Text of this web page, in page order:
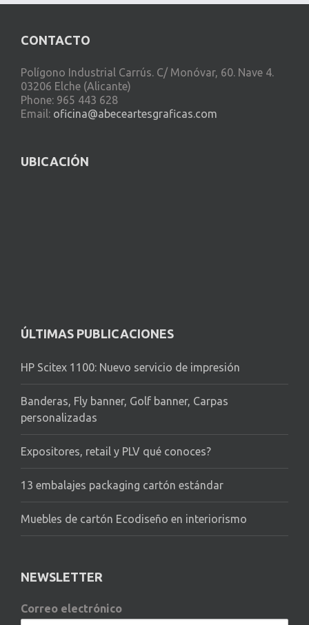
CONTACTO
Polígono Industrial Carrús. C/ Monóvar, 60. Nave 4.
03206 Elche (Alicante)
Phone: 965 443 628
Email: oficina@abeceartesgraficas.com
UBICACIÓN
ÚLTIMAS PUBLICACIONES
HP Scitex 1100: Nuevo servicio de impresión
Banderas, Fly banner, Golf banner, Carpas
personalizadas
Expositores, retail y PLV qué conoces?
13 embalajes packaging cartón estándar
Muebles de cartón Ecodiseño en interiorismo
NEWSLETTER
Correo electrónico